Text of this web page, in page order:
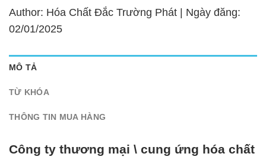
Author: Hóa Chất Đắc Trường Phát | Ngày đăng:
02/01/2025
MÔ TẢ
TỪ KHÓA
THÔNG TIN MUA HÀNG
Công ty thương mại \ cung ứng hóa chất